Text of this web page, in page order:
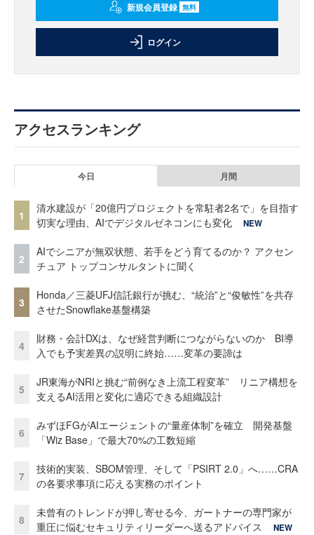
新規会員登録 無料
ログイン
アクセスランキング
今日 月間
1
清水建設が「20億円プロジェクトを常駐者2名で」を目指す
切実な理由、AIでデジタルゼネコンにも変化
NEW
2
AIでシニアが無双状態、若手をどう育てるのか？ アクセン
チュア トップコンサルタントに聞く
3
Honda／三菱UFJ信託銀行が挑む、“統治”と“俊敏性”を共存
させたSnowflake基盤構築
4
財務・会計DXは、なぜ経営判断につながらないのか BI導
入でも予実差異の説明に終始……変革の要諦は
5
JR東海がNRIと挑む“前例なき上流工程変革” リニア構想を
支えるAI活用と変化に適応できる組織設計
6
みずほFGがAIエージェントの“量産体制”を確立 開発基盤
「Wiz Base」で最大70%の工数短縮
7
技術的実装、SBOM管理、そして「PSIRT 2.0」へ……CRA
の各要求事項に応える実務のポイント
8
未曾有のトレンドが押し寄せる今、ガートナーの専門家が
重圧に悩むセキュリティリーダーへ送るアドバイス
NEW